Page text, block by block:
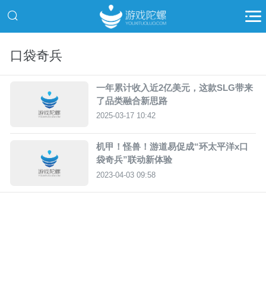
口袋奇兵
一年累计收入近2亿美元，这款SLG带来
了品类融合新思路
2025-03-17 10:42
机甲！怪兽！游道易促成“环太平洋x口
袋奇兵”联动新体验
2023-04-03 09:58